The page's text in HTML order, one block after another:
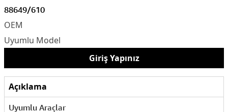
88649/610
Giriş Yapınız
Açıklama
Uyumlu Araçlar